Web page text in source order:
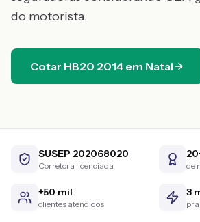
do motorista.
Cotar HB20 2014 em Natal
SUSEP 202068020
Corretora licenciada de
+50 mil
clientes atendidos
3